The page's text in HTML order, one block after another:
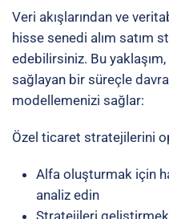
Veri akışlarından ve
hisse senedi alım satım
edebilirsiniz. Bu yaklaşım,
sağlayan bir süreçle
modellemenizi sağlar:
Özel ticaret stratejilerini
Alfa oluşturmak için
analiz edin
Stratejileri